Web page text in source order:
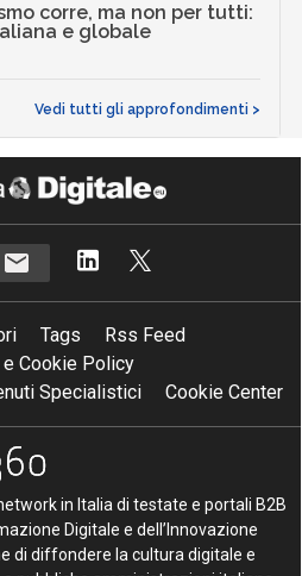
corre, ma non per tutti:
e globale
Vedi tutti gli approfondimenti >
Tags
Rss Feed
e Cookie Policy
Specialistici
Cookie Center
in Italia di testate e portali B2B
Digitale e dell’Innovazione
di diffondere la cultura digitale e